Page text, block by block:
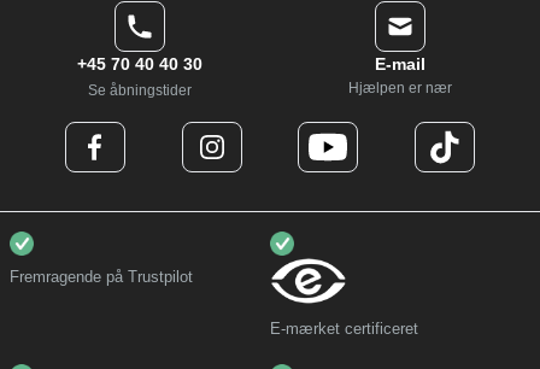
+45 70 40 40 30
Se åbningstider
E-mail
Hjælpen er nær
Fremragende på Trustpilot
E-mærket certificeret